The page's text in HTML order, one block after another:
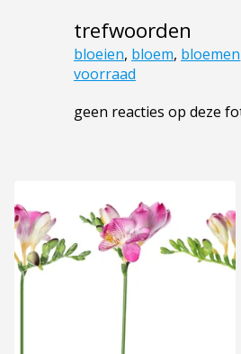
trefwoorden
bloeien, bloem, bloemen
voorraad
geen reacties op deze